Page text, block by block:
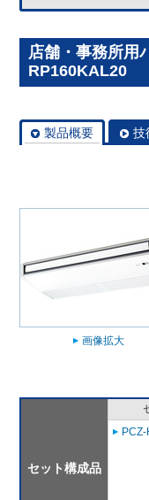
店舗・事務所用
RP160KAL20
製品概要 技
画像拡大
セット構成品